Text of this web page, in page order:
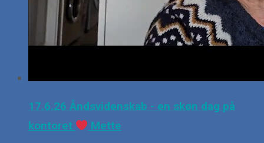
17.6.26 Åndsvidenskab - en skøn dag på
kontoret
Mette